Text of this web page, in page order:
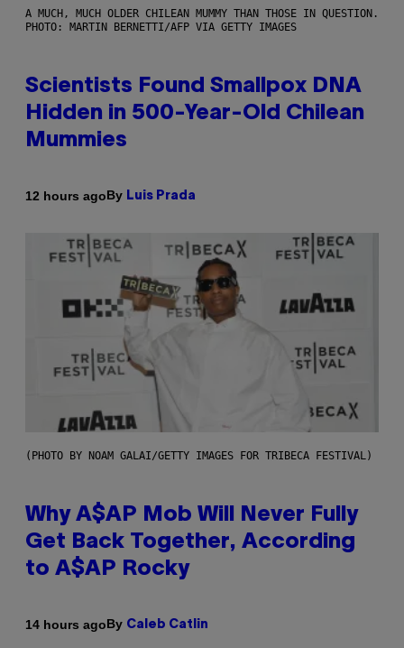
A MUCH, MUCH OLDER CHILEAN MUMMY THAN THOSE IN QUESTION.
PHOTO: MARTIN BERNETTI/AFP VIA GETTY IMAGES
Scientists Found Smallpox DNA
Hidden in 500-Year-Old Chilean
Mummies
12 hours agoBy Luis Prada
(PHOTO BY NOAM GALAI/GETTY IMAGES FOR TRIBECA FESTIVAL)
Why A$AP Mob Will Never Fully
Get Back Together, According
to A$AP Rocky
14 hours agoBy Caleb Catlin